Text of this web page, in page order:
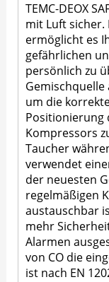
TEMC-DEOX
mit Luft sicher.
ermöglicht es
gefährlichen
persönlich zu
um die
Positionierung
Kompressors
Taucher
verwendet
der neuesten
regelmäßigen
austauschbar
mehr
Alarmen
von CO die
ist nach EN